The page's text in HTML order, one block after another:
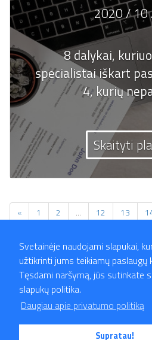
Svetainėje naudojami slapukai,
užtikrinti jums teikiamų paslaugų
Tęsdami naršymą, jūs sutinkate
slapukų politika.
Daugiau apie privatumo politiką
Supratau!
2020 / 10
8 dalykai,
specialistai iškart
4, kurių
Skaityti
« 1 2 ... 12 13
Mokymai Straipsniai Darbo skelbimai
Apie mus Kontaktai Privatumo